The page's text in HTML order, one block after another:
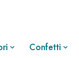
Confetti